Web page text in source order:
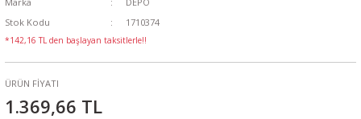
Stok Kodu
1710374
*142,16 TL den başlayan taksitlerle!!
ÜRÜN FİYATI
1.369,66 TL